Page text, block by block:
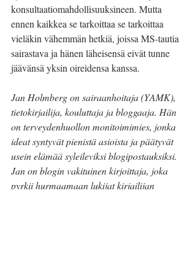
konsultaatiomahdollisuuksineen. Mutta
ennen kaikkea se tarkoittaa se tarkoittaa
vieläkin vähemmän hetkiä, joissa MS-tautia
sairastava ja hänen läheisensä eivät tunne
jäävänsä yksin oireidensa kanssa.
Jan Holmberg on sairaanhoitaja (YAMK),
tietokirjailija, kouluttaja ja bloggaaja. Hän
on terveydenhuollon monitoimimies, jonka
ideat syntyvät pienistä asioista ja päätyvät
usein elämää syleileviksi blogipostauksiksi.
Jan on blogin vakituinen kirjoittaja, joka
pyrkii hurmaamaan lukijat kirjailijan